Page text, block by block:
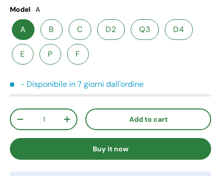
Model A
A B C D2 Q3 D4
E P F
- Disponibile in 7 giorni dall'ordine
Qty
-
+ Add to cart
Buy it now